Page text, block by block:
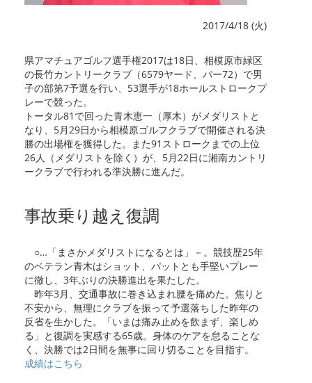
2017/4/18 (火)
県アマチュアゴルフ選手権2017は18日、相模原市緑区
の長竹カントリークラブ（6579ヤード、パー72）で男
子の部第7予選を行い、53選手が18ホールストロークプ
レーで競った。
トータル81で回った青木恵一（厚木）がメダリストと
なり、5月29日から相模原ゴルフクラブで開催される決
勝の出場権を獲得した。また91ストロークまでの上位
26人（メダリストを除く）が、5月22日に湘南カントリ
ークラブで行われる準決勝に進んだ。
事故乗り越え復調
○…「まさかメダリストになるとは」－。競技歴25年
のベテラン青木はショット、パットとも手堅いプレー
に徹し、3年ぶりの決勝進出を果たした。
昨年3月、交通事故に巻き込まれ腰を痛めた。焦りと
不安から、無理にクラブを振って予選落ちした昨年の
反省を生かした。「いまは痛み止めを飲まず、楽しめ
る」と復調を実感する65歳。身体のケアを怠ることな
く、決勝では2日間を無事に回り切ることを目指す。
成績はこちら